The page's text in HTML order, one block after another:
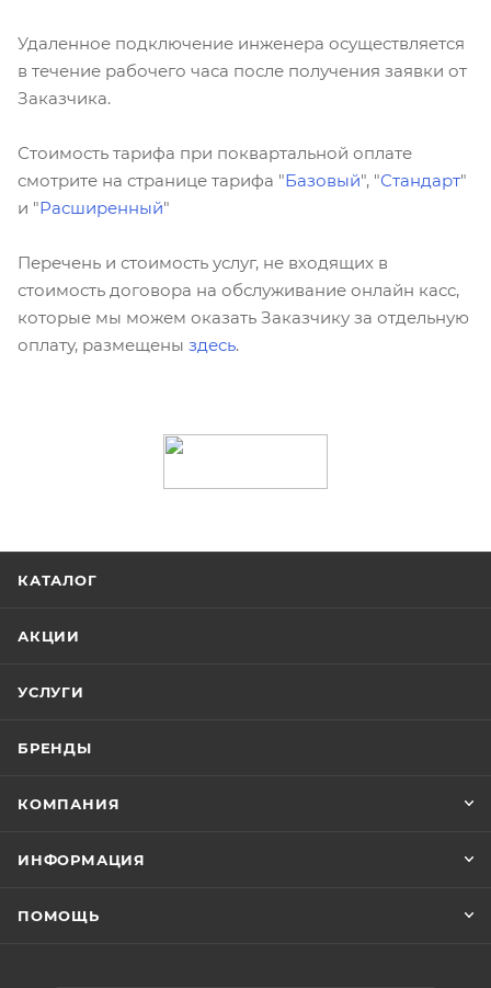
Удаленное подключение инженера осуществляется
в течение рабочего часа после получения заявки от
Заказчика.
Стоимость тарифа при поквартальной оплате
смотрите на странице тарифа "Базовый", "Стандарт"
и "Расширенный"
Перечень и стоимость услуг, не входящих в
стоимость договора на обслуживание онлайн касс,
которые мы можем оказать Заказчику за отдельную
оплату, размещены здесь.
КАТАЛОГ
АКЦИИ
УСЛУГИ
БРЕНДЫ
КОМПАНИЯ
ИНФОРМАЦИЯ
ПОМОЩЬ